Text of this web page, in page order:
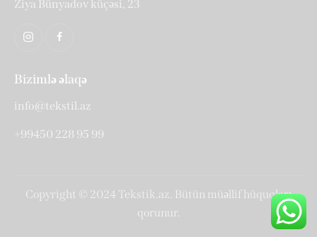
Ziya Bünyadov küçəsi, 23
Bizimlə əlaqə
info@tekstil.az
+99450 228 95 99
Copyright © 2024 Tekstik.az. Bütün müəllif hüquqları
qorunur.